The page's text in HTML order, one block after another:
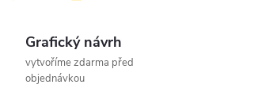
Grafický návrh
vytvoříme zdarma před
objednávkou